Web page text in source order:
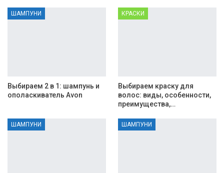
ШАМПУНИ
Выбираем 2 в 1: шампунь и
ополаскиватель Avon
КРАСКИ
Выбираем краску для
волос: виды, особенности,
преимущества,…
ШАМПУНИ ШАМПУНИ